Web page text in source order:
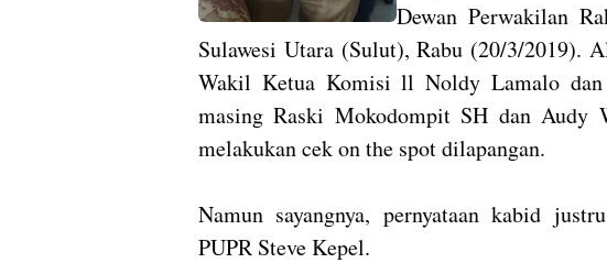
Dewan Perwakilan
Sulawesi Utara (Sulut), Rabu (20/3/2019).
Wakil Ketua Komisi ll Noldy Lamalo dan
masing Raski Mokodompit SH dan Audy
melakukan cek on the spot dilapangan.
Namun sayangnya, pernyataan kabid
PUPR Steve Kepel.